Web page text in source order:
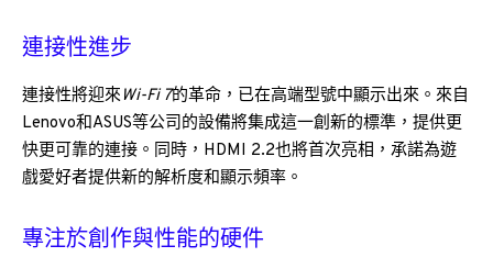
連接性進步
連接性將迎來Wi-Fi 7的革命，已在高端型號中顯示出來。來自
Lenovo和ASUS等公司的設備將集成這一創新的標準，提供更
快更可靠的連接。同時，HDMI 2.2也將首次亮相，承諾為遊
戲愛好者提供新的解析度和顯示頻率。
專注於創作與性能的硬件